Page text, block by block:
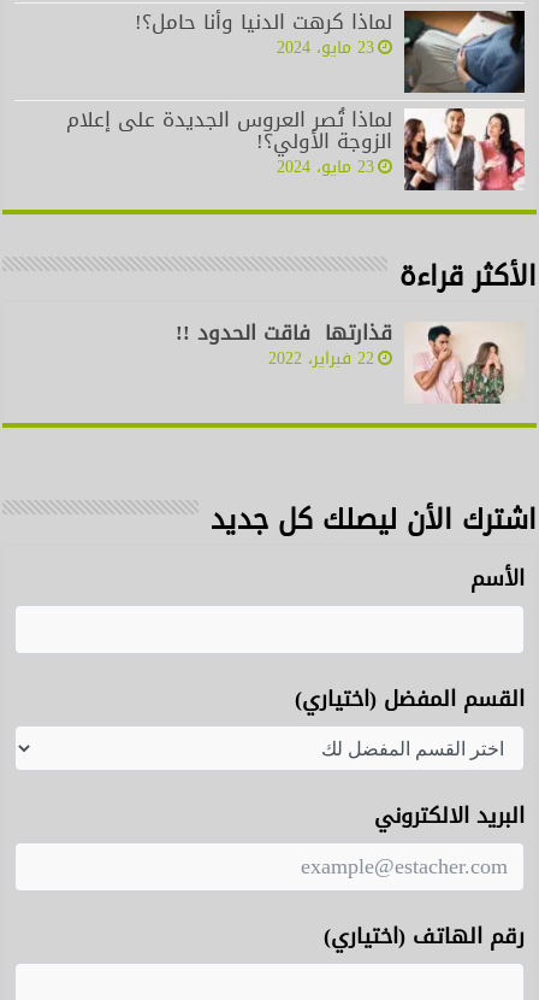
لماذا كرهت الدنيا وأنا حامل؟!
23 مايو، 2024
لماذا تُصر العروس الجديدة على إعلام
الزوجة الأولي؟!
23 مايو، 2024
الأكثر قراءة
قذارتها فاقت الحدود !!
22 فبراير، 2022
اشترك الأن ليصلك كل جديد
الأسم
القسم المفضل (اختياري)
البريد الالكتروني
رقم الهاتف (اختياري)